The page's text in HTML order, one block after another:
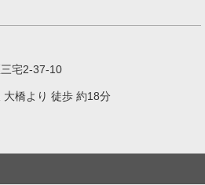
宅2-37-10
大橋より 徒歩 約18分